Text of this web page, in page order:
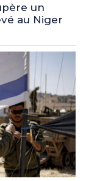
un
au Niger